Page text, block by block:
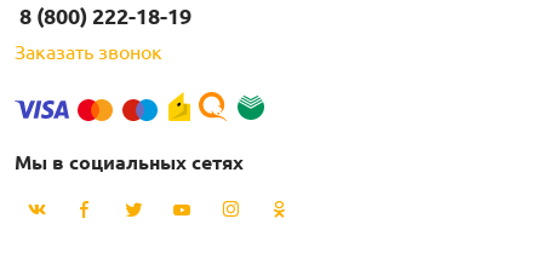
8 (800) 222-18-19
Заказать звонок
Мы в социальных сетях